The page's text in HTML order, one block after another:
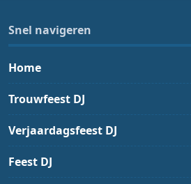
Snel navigeren
Home
Trouwfeest DJ
Verjaardagsfeest DJ
Feest DJ